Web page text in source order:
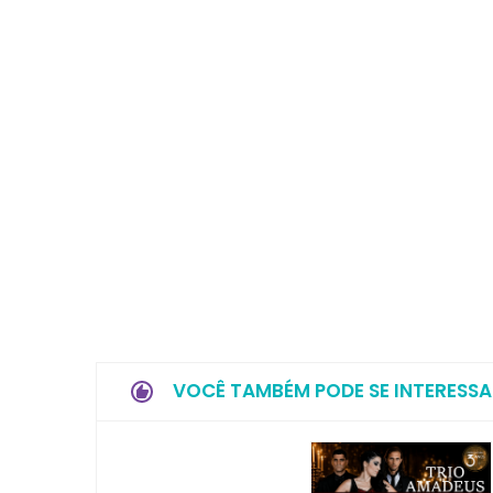
VOCÊ TAMBÉM PODE SE